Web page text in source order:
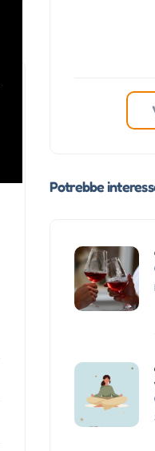
Potrebbe